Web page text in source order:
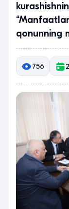
“Manfaatlar
qonunning
756